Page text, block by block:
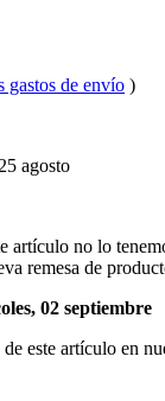
gastos de envío )
agosto
artículo no lo
remesa de
02 septiembre
este artículo en